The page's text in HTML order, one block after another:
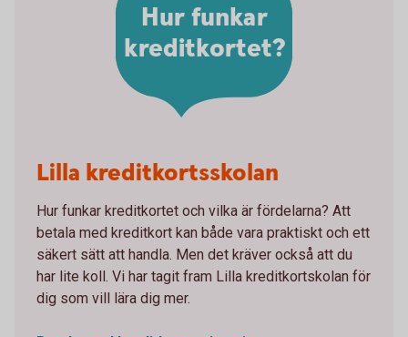
Hur funkar
kreditkortet?
Lilla kreditkortsskolan
Hur funkar kreditkortet och vilka är fördelarna? Att
betala med kreditkort kan både vara praktiskt och ett
säkert sätt att handla. Men det kräver också att du
har lite koll. Vi har tagit fram Lilla kreditkortskolan för
dig som vill lära dig mer.